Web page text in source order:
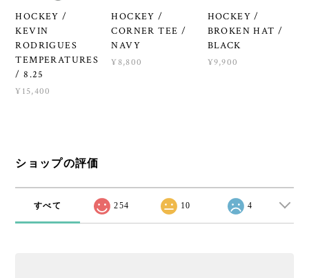
HOCKEY /
KEVIN
RODRIGUES
TEMPERATURES
/ 8.25
¥15,400
HOCKEY /
CORNER TEE /
NAVY
¥8,800
HOCKEY /
BROKEN HAT /
BLACK
¥9,900
ショップの評価
すべて 254 10 4